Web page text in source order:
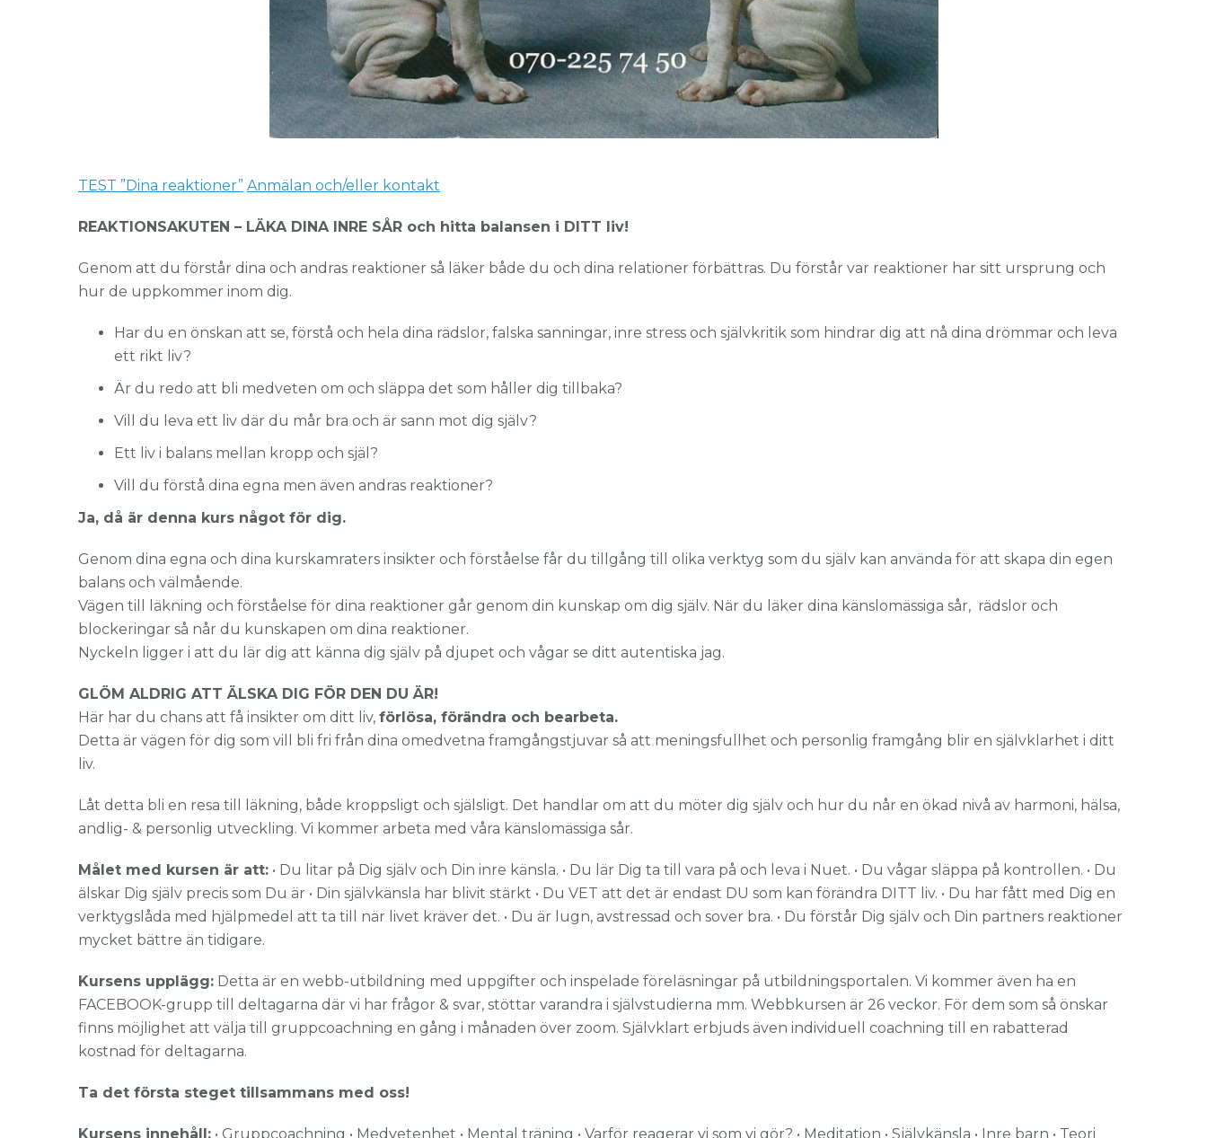
TEST ”Dina reaktioner” Anmälan och/eller kontakt
REAKTIONSAKUTEN – LÄKA DINA INRE SÅR och hitta balansen i DITT liv!
Genom att du förstår dina och andras reaktioner så läker både du och dina relationer förbättras. Du förstår var reaktioner har sitt ursprung och
hur de uppkommer inom dig.
Har du en önskan att se, förstå och hela dina rädslor, falska sanningar, inre stress och självkritik som hindrar dig att nå dina drömmar och leva
ett rikt liv?
Är du redo att bli medveten om och släppa det som håller dig tillbaka?
Vill du leva ett liv där du mår bra och är sann mot dig själv?
Ett liv i balans mellan kropp och själ?
Vill du förstå dina egna men även andras reaktioner?
Ja, då är denna kurs något för dig.
Genom dina egna och dina kurskamraters insikter och förståelse får du tillgång till olika verktyg som du själv kan använda för att skapa din egen
balans och välmående.
Vägen till läkning och förståelse för dina reaktioner går genom din kunskap om dig själv. När du läker dina känslomässiga sår, rädslor och
blockeringar så når du kunskapen om dina reaktioner.
Nyckeln ligger i att du lär dig att känna dig själv på djupet och vågar se ditt autentiska jag.
GLÖM ALDRIG ATT ÄLSKA DIG FÖR DEN DU ÄR!
Här har du chans att få insikter om ditt liv, förlösa, förändra och bearbeta.
Detta är vägen för dig som vill bli fri från dina omedvetna framgångstjuvar så att meningsfullhet och personlig framgång blir en självklarhet i ditt
liv.
Låt detta bli en resa till läkning, både kroppsligt och själsligt. Det handlar om att du möter dig själv och hur du når en ökad nivå av harmoni, hälsa,
andlig- & personlig utveckling. Vi kommer arbeta med våra känslomässiga sår.
Målet med kursen är att: • Du litar på Dig själv och Din inre känsla. • Du lär Dig ta till vara på och leva i Nuet. • Du vågar släppa på kontrollen. • Du
älskar Dig själv precis som Du är • Din självkänsla har blivit stärkt • Du VET att det är endast DU som kan förändra DITT liv. • Du har fått med Dig en
verktygslåda med hjälpmedel att ta till när livet kräver det. • Du är lugn, avstressad och sover bra. • Du förstår Dig själv och Din partners reaktioner
mycket bättre än tidigare.
Kursens upplägg: Detta är en webb-utbildning med uppgifter och inspelade föreläsningar på utbildningsportalen. Vi kommer även ha en
FACEBOOK-grupp till deltagarna där vi har frågor & svar, stöttar varandra i självstudierna mm. Webbkursen är 26 veckor. För dem som så önskar
finns möjlighet att välja till gruppcoachning en gång i månaden över zoom. Självklart erbjuds även individuell coachning till en rabatterad
kostnad för deltagarna.
Ta det första steget tillsammans med oss!
Kursens innehåll: • Gruppcoachning • Medvetenhet • Mental träning • Varför reagerar vi som vi gör? • Meditation • Självkänsla • Inre barn • Teori